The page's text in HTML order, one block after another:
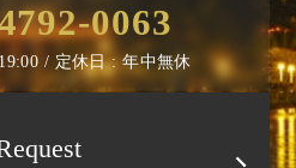
0063
/ 定休日 : 年中無休